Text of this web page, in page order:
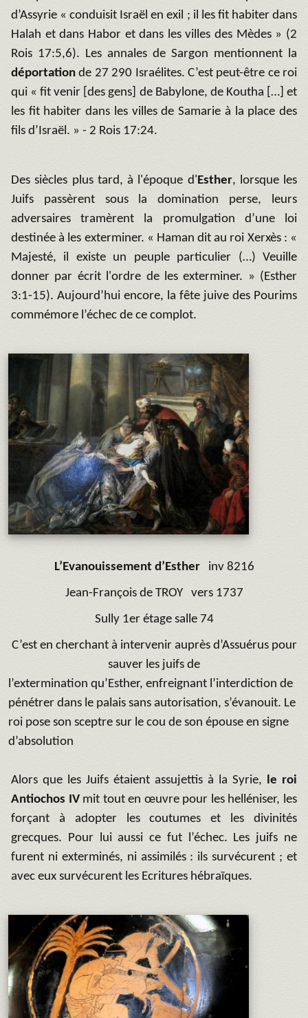
d’Assyrie « conduisit Israël en exil ; il les fit habiter dans
Halah et dans Habor et dans les villes des Mèdes » (2
Rois 17:5,6). Les annales de Sargon mentionnent la
déportation de 27 290 Israélites. C’est peut-être ce roi
qui « fit venir [des gens] de Babylone, de Koutha […] et
les fit habiter dans les villes de Samarie à la place des
fils d’Israël. » - 2 Rois 17:24.
Des siècles plus tard, à l'époque d'Esther, lorsque les
Juifs passèrent sous la domination perse, leurs
adversaires tramèrent la promulgation d’une loi
destinée à les exterminer. « Haman dit au roi Xerxès : «
Majesté, il existe un peuple particulier (…) Veuille
donner par écrit l'ordre de les exterminer. » (Esther
3:1-15). Aujourd’hui encore, la fête juive des Pourims
commémore l’échec de ce complot.
L’Evanouissement d’Estherinv 8216
Jean-François de TROYvers 1737
Sully 1er étage salle 74
C’est en cherchant à intervenir auprès d’Assuérus pour
sauver les juifs de
l’extermination qu’Esther, enfreignant l’interdiction de
pénétrer dans le palais sans autorisation, s’évanouit. Le
roi pose son sceptre sur le cou de son épouse en signe
d’absolution
Alors que les Juifs étaient assujettis à la Syrie, le roi
Antiochos IVmit tout en œuvre pour les helléniser, les
forçant à adopter les coutumes et les divinités
grecques. Pour lui aussi ce fut l’échec. Les juifs ne
furent ni exterminés, ni assimilés : ils survécurent ; et
avec eux survécurent les Ecritures hébraïques.